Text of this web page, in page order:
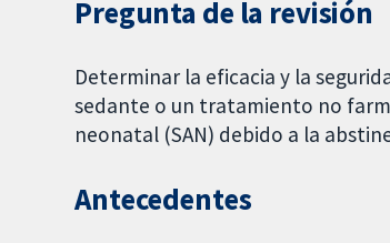
Pregunta de la revisión
Determinar la eficacia y la
sedante o un tratamiento no
neonatal (SAN) debido a la
Antecedentes